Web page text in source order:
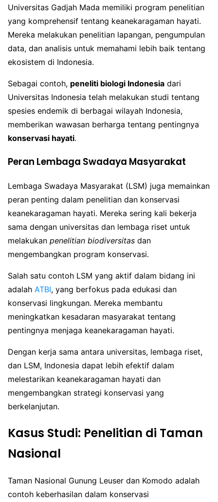
Universitas Gadjah Mada memiliki program penelitian
yang komprehensif tentang keanekaragaman hayati.
Mereka melakukan penelitian lapangan, pengumpulan
data, dan analisis untuk memahami lebih baik tentang
ekosistem di Indonesia.
Sebagai contoh, peneliti biologi Indonesia dari
Universitas Indonesia telah melakukan studi tentang
spesies endemik di berbagai wilayah Indonesia,
memberikan wawasan berharga tentang pentingnya
konservasi hayati.
Peran Lembaga Swadaya Masyarakat
Lembaga Swadaya Masyarakat (LSM) juga memainkan
peran penting dalam penelitian dan konservasi
keanekaragaman hayati. Mereka sering kali bekerja
sama dengan universitas dan lembaga riset untuk
melakukan penelitian biodiversitas dan
mengembangkan program konservasi.
Salah satu contoh LSM yang aktif dalam bidang ini
adalah ATBI, yang berfokus pada edukasi dan
konservasi lingkungan. Mereka membantu
meningkatkan kesadaran masyarakat tentang
pentingnya menjaga keanekaragaman hayati.
Dengan kerja sama antara universitas, lembaga riset,
dan LSM, Indonesia dapat lebih efektif dalam
melestarikan keanekaragaman hayati dan
mengembangkan strategi konservasi yang
berkelanjutan.
Kasus Studi: Penelitian di Taman
Nasional
Taman Nasional Gunung Leuser dan Komodo adalah
contoh keberhasilan dalam konservasi